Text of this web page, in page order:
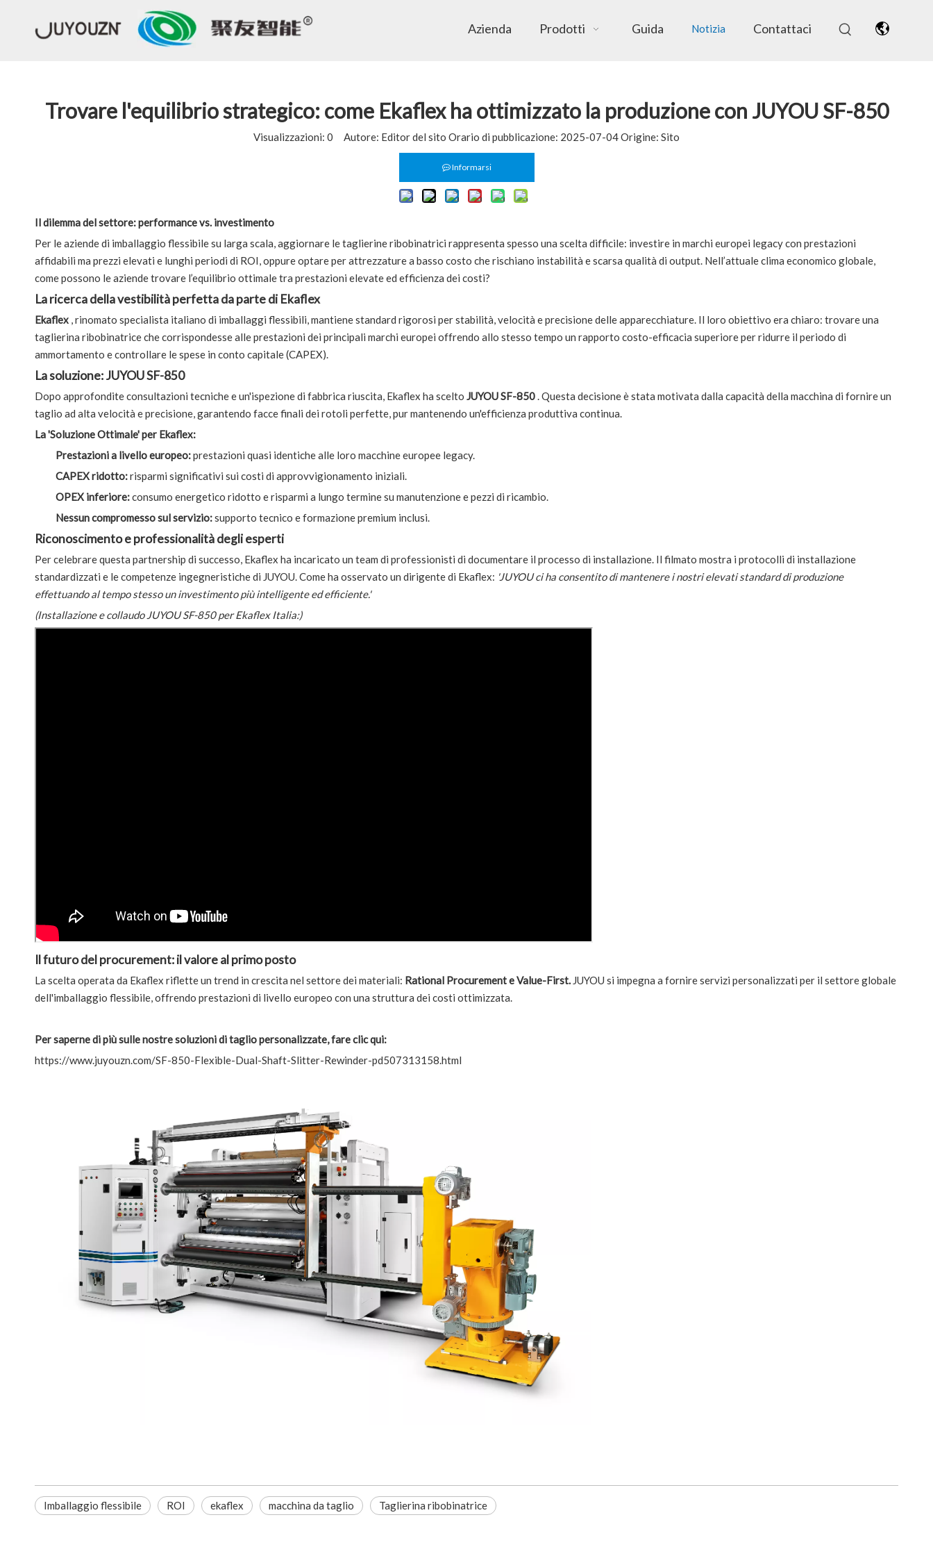
Azienda Prodotti Guida Notizia Contattaci
Trovare l'equilibrio strategico: come Ekaflex ha ottimizzato la produzione con JUYOU SF-850
Visualizzazioni: 0 Autore: Editor del sito Orario di pubblicazione: 2025-07-04 Origine: Sito
Informarsi
Il dilemma del settore: performance vs. investimento
Per le aziende di imballaggio flessibile su larga scala, aggiornare le taglierine ribobinatrici rappresenta spesso una scelta difficile: investire in marchi europei legacy con prestazioni
affidabili ma prezzi elevati e lunghi periodi di ROI, oppure optare per attrezzature a basso costo che rischiano instabilità e scarsa qualità di output. Nell’attuale clima economico globale,
come possono le aziende trovare l’equilibrio ottimale tra prestazioni elevate ed efficienza dei costi?
La ricerca della vestibilità perfetta da parte di Ekaflex
Ekaflex , rinomato specialista italiano di imballaggi flessibili, mantiene standard rigorosi per stabilità, velocità e precisione delle apparecchiature. Il loro obiettivo era chiaro: trovare una
taglierina ribobinatrice che corrispondesse alle prestazioni dei principali marchi europei offrendo allo stesso tempo un rapporto costo-efficacia superiore per ridurre il periodo di
ammortamento e controllare le spese in conto capitale (CAPEX).
La soluzione: JUYOU SF-850
Dopo approfondite consultazioni tecniche e un'ispezione di fabbrica riuscita, Ekaflex ha scelto JUYOU SF-850. Questa decisione è stata motivata dalla capacità della macchina di fornire un
taglio ad alta velocità e precisione, garantendo facce finali dei rotoli perfette, pur mantenendo un'efficienza produttiva continua.
La 'Soluzione Ottimale' per Ekaflex:
Prestazioni a livello europeo:prestazioni quasi identiche alle loro macchine europee legacy.
CAPEX ridotto:risparmi significativi sui costi di approvvigionamento iniziali.
OPEX inferiore:consumo energetico ridotto e risparmi a lungo termine su manutenzione e pezzi di ricambio.
Nessun compromesso sul servizio:supporto tecnico e formazione premium inclusi.
Riconoscimento e professionalità degli esperti
Per celebrare questa partnership di successo, Ekaflex ha incaricato un team di professionisti di documentare il processo di installazione. Il filmato mostra i protocolli di installazione
standardizzati e le competenze ingegneristiche di JUYOU. Come ha osservato un dirigente di Ekaflex: 'JUYOU ciha consentitodi mantenere i nostri elevati standard di produzione
effettuando al tempo stesso un investimento più intelligente ed efficiente.'
(Installazione e collaudo JUYOU SF-850 per Ekaflex Italia:)
Il futuro del procurement: il valore al primo posto
La scelta operata da Ekaflex riflette un trend in crescita nel settore dei materiali: Rational Procurement e Value-First. JUYOU si impegna a fornire servizi personalizzati per il settore globale
dell'imballaggio flessibile, offrendo prestazioni di livello europeo con una struttura dei costi ottimizzata.
Per saperne di più sulle nostre soluzioni di taglio personalizzate, fare clic qui:
https://www.juyouzn.com/SF-850-Flexible-Dual-Shaft-Slitter-Rewinder-pd507313158.html
Imballaggio flessibile ROI ekaflex macchina da taglio Taglierina ribobinatrice